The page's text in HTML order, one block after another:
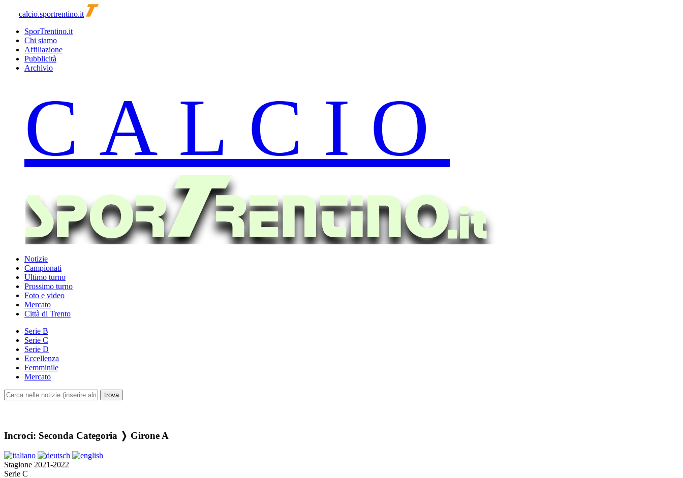
calcio.sportrentino.it
SporTrentino.it
Chi siamo
Affiliazione
Pubblicità
Archivio
Notizie
Campionati
Ultimo turno
Prossimo turno
Foto e video
Mercato
Città di Trento
Serie B
Serie C
Serie D
Eccellenza
Femminile
Mercato
Incroci: Seconda Categoria ❭ Girone A
Stagione 2021-2022
Serie C